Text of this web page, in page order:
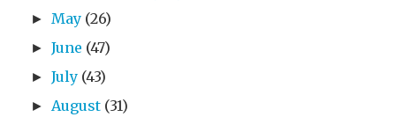
► May (26)
►June (47)
►July (43)
► August (31)